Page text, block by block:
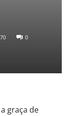
0
graça de